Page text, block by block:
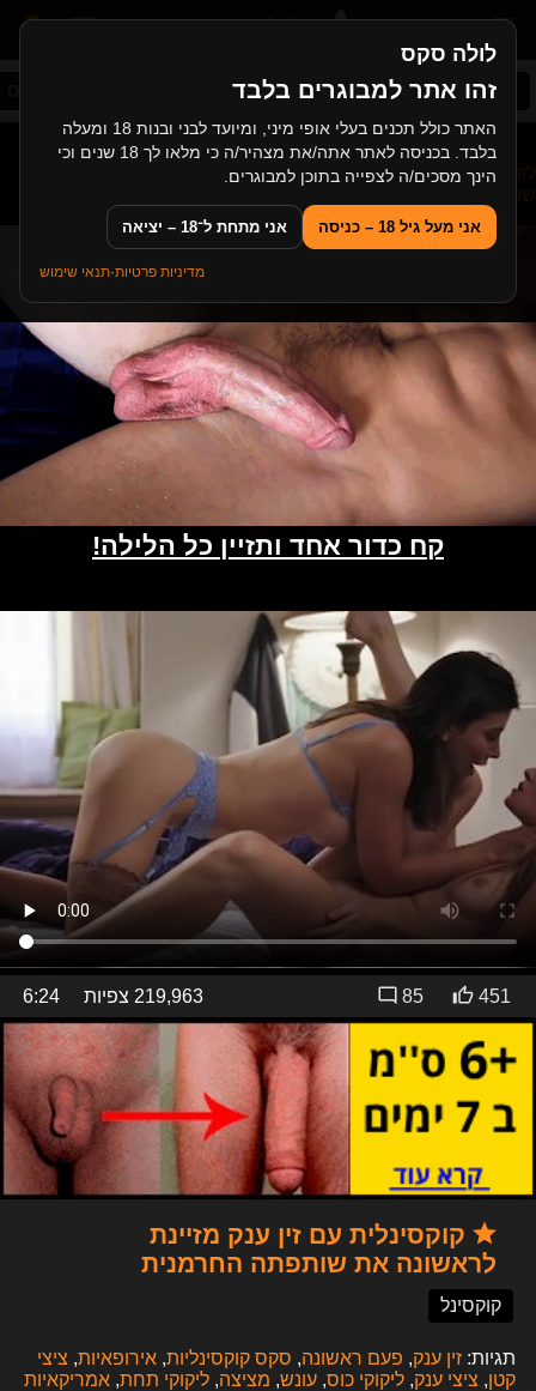
לולה סקס
זהו אתר למבוגרים בלבד
האתר כולל תכנים בעלי אופי מיני, ומיועד לבני ובנות 18 ומעלה
בלבד. בכניסה לאתר אתה/את מצהיר/ה כי מלאו לך 18 שנים וכי
הינך מסכים/ה לצפייה בתוכן למבוגרים.
אני מעל גיל 18 – כניסה אני מתחת ל־18 – יציאה
מדיניות פרטיות·תנאי שימוש
סקס ישראלי ג'ינג'יות
לולה סקס>קוקסינל>קוקסינלית עם זין ענק מזיינת לראשונה את
6:24 219,963 צפיות 451
85
קוקסינלית עם זין ענק מזיינת
לראשונה את שותפתה החרמנית
קוקסינל
תגיות: זין ענק, פעם ראשונה, סקס קוקסינליות, אירופאיות, ציצי
קטן, ציצי ענק, ליקוקי כוס, עונש, מציצה, ליקוקי תחת, אמריקאיות